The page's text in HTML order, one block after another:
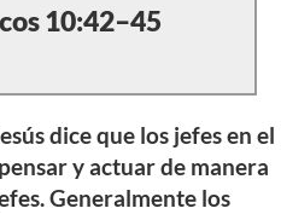
10:42–45
dice que los jefes en el
y actuar de manera
Generalmente los